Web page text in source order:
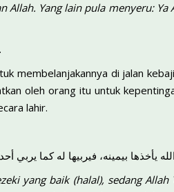
Yang lain pula menyeru:
membelanjakannya di jalan
oleh orang itu untuk
lahir.
بيمينه، فيربيها له كما يربي
yang baik (halal), sedang